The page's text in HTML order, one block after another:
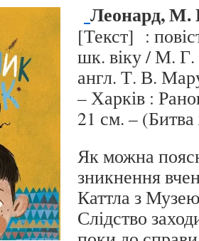
Леонард,
[Текст] :
шк. віку / М. Г.
англ. Т. В.
– Харків :
21 см. –
Як можна
зникнення
Каттла з
Слідство